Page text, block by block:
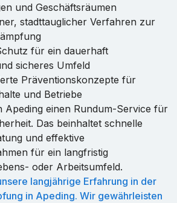
und Geschäftsräumen
stadttauglicher Verfahren zur
für ein dauerhaft
sicheres Umfeld
Präventionskonzepte für
und Betriebe
Apeding einen Rundum-Service für
Das beinhaltet schnelle
und effektive
für ein langfristig
oder Arbeitsumfeld.
langjährige Erfahrung in der
in Apeding. Wir gewährleisten